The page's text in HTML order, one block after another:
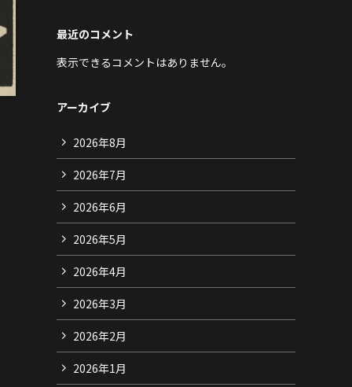
最近のコメント
表示できるコメントはありません。
アーカイブ
2026年8月
2026年7月
2026年6月
2026年5月
2026年4月
2026年3月
2026年2月
2026年1月